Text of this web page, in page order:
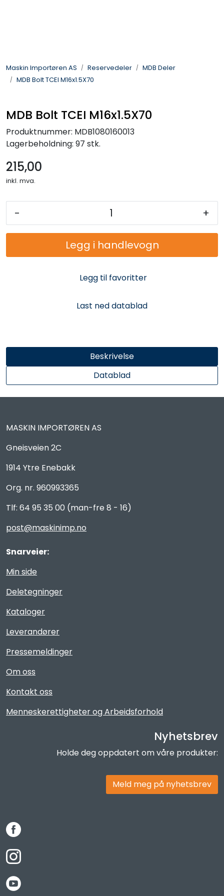
Maskin Importøren AS Reservedeler
MDB Deler
MDB Bolt TCEI M16x1.5X70
MDB Bolt TCEI M16x1.5X70
Produktnummer: MDB1080160013
Lagerbeholdning: 97 stk.
215,00
inkl. mva.
- +
Legg i handlevogn
Legg til favoritter
Last ned datablad
Beskrivelse
Datablad
MASKIN IMPORTØREN AS
Gneisveien 2C
1914 Ytre Enebakk
Org. nr. 960993365
Tlf: 64 95 35 00 (man-fre 8 - 16)
post@maskinimp.no
Snarveier:
Min side
Deletegninger
Kataloger
Leverandører
Pressemeldinger
Om oss
Kontakt oss
Menneskerettigheter og Arbeidsforhold
Nyhetsbrev
Holde deg oppdatert om våre produkter:
Meld meg på nyhetsbrev
Sprøyter
Skogsredskaper
ATV & Plentraktorutstyr
Reservedeler
Kampanje
Kataloger